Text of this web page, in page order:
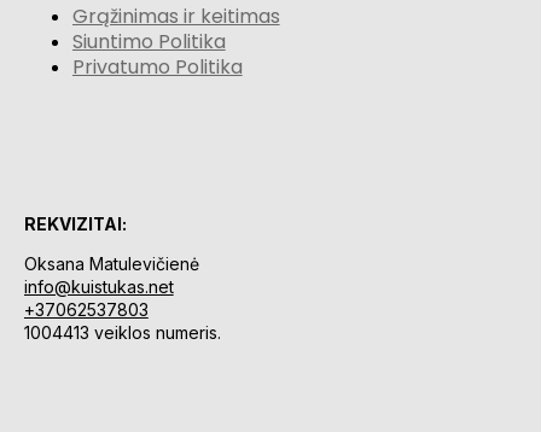
Grąžinimas ir keitimas
Siuntimo Politika
Privatumo Politika
REKVIZITAI:
Oksana Matulevičienė
info@kuistukas.net
+37062537803
1004413 veiklos numeris.